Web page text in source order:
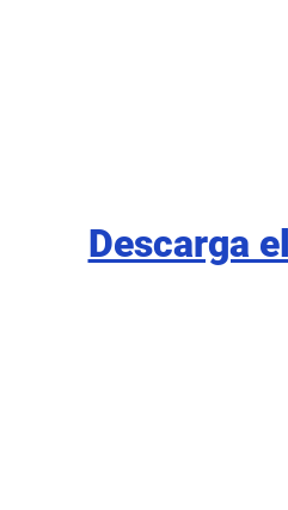
Descarga